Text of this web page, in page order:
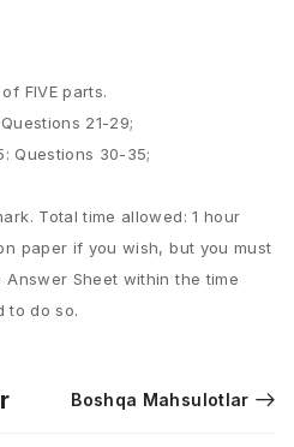
FIVE parts.
21-29;
Questions 30-35;
Total time allowed: 1 hour
paper if you wish, but you must
Sheet within the time
to do so.
Boshqa Mahsulotlar